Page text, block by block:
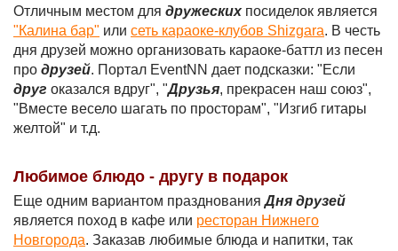
Отличным местом для дружескихпосиделок является
"Калина бар" или сеть караоке-клубов Shizgara. В честь
дня друзей можно организовать караоке-баттл из песен
про друзей. Портал EventNN дает подсказки: "Если
друг оказался вдруг", "Друзья, прекрасен наш союз",
"Вместе весело шагать по просторам", "Изгиб гитары
желтой" и т.д.
Любимое блюдо - другу в подарок
Еще одним вариантом празднованияДня друзей
является поход в кафе или ресторан Нижнего
Новгорода. Заказав любимые блюда и напитки, так